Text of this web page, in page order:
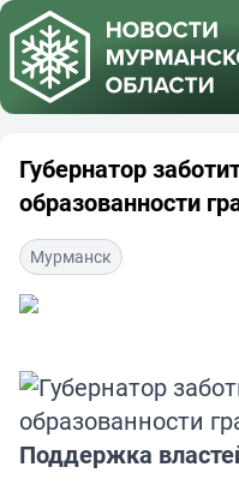
Губернатор
образованности
Мурманск
Поддержка